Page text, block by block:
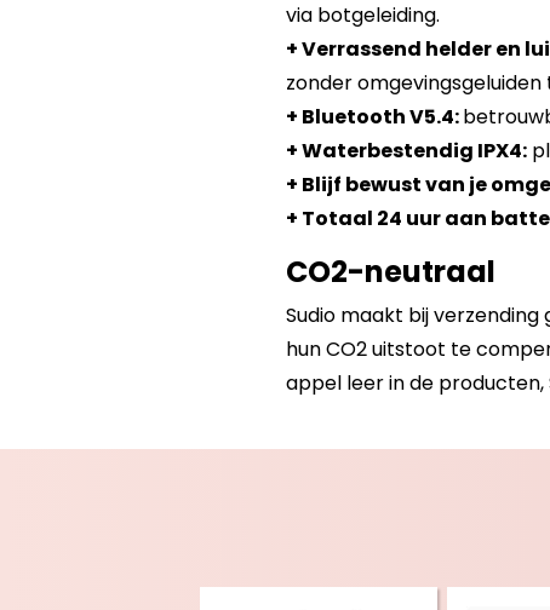
via botgeleiding.
+ Verrassend helder en
zonder
+ Bluetooth V5.4:
+ Waterbestendig IPX4:
+ Blijf bewust van je
+ Totaal 24 uur aan
CO2-neutraal
Sudio maakt bij
hun CO2 uitstoot te
appel leer in de producten,